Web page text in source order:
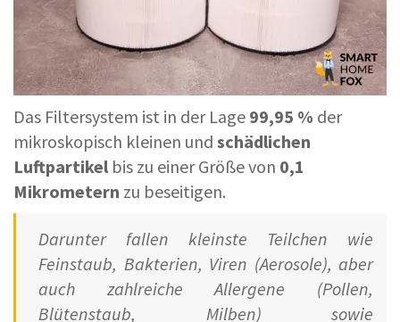
Das Filtersystem ist in der Lage 99,95 % der
mikroskopisch kleinen und schädlichen
Luftpartikel bis zu einer Größe von 0,1
Mikrometern zu beseitigen.
Darunter fallen kleinste Teilchen wie
Feinstaub, Bakterien, Viren (Aerosole), aber
auch zahlreiche Allergene (Pollen,
Blütenstaub, Milben) sowie